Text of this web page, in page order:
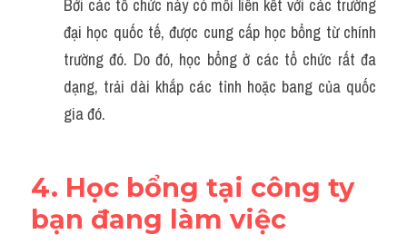
Bởi các tổ chức này có mối liên kết với các trường
đại học quốc tế, được cung cấp học bổng từ chính
trường đó. Do đó, học bổng ở các tổ chức rất đa
dạng, trải dài khắp các tỉnh hoặc bang của quốc
gia đó.
4. Học bổng tại công ty
bạn đang làm việc